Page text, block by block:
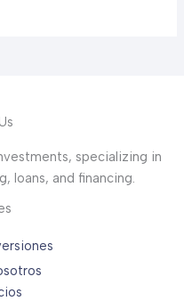
specializing in
loans, and financing.